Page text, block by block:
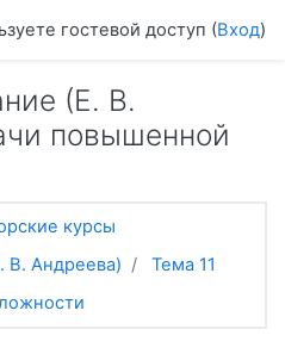
гостевой доступ (Вход)
(Е. В.
повышенной
курсы
В. Андреева)
Тема 11